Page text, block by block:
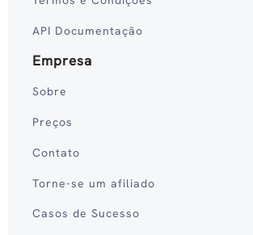
API Documentação
Empresa
Sobre
Preços
Contato
Torne-se um afiliado
Casos de Sucesso